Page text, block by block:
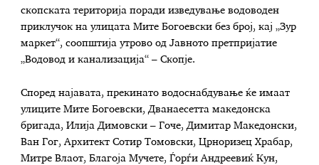
скопската територија поради изведување водоводен
приклучок на улицата Мите Богоевски без број, кај „Зур
маркет“, соопштија утрово од Јавното претпријатие
„Водовод и канализација“ – Скопје.
Според најавата, прекинато водоснабдување ќе имаат
улиците Мите Богоевски, Дванаесетта македонска
бригада, Илија Димовски – Гоче, Димитар Македонски,
Ван Гог, Архитект Сотир Томовски, Црноризец Храбар,
Митре Влаот, Благоја Мучете, Ѓорѓи Андреевиќ Кун,